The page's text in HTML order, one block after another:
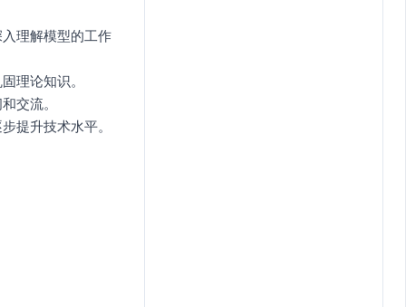
理解模型的工作
理论知识。
交流。
提升技术水平。